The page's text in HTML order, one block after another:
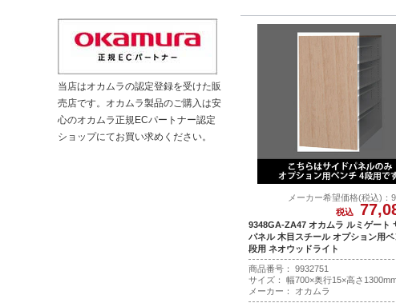
当店はオカムラの認定登録を受けた販
売店です。オカムラ製品のご購入は安
心のオカムラ正規ECパートナー認定
ショップにてお買い求めください。
メーカー希望価格(税込)：
税込
9348GA-ZA47 オカムラ ルミゲート
パネル 木目スチール オプション用
段用 ネオウッドライト
商品番号： 9932751
サイズ： 幅700×奥行15×高さ
メーカー： オカムラ